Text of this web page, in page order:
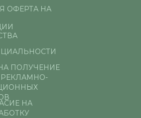
ОФЕРТА НА
НА
ПОЛУЧЕНИЕ